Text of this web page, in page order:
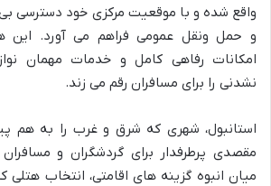
واقع شده و با موقعیت مرکزی خود دسترسی بی
و حمل ونقل عمومی فراهم می آورد. این
امکانات رفاهی کامل و خدمات مهمان
نشدنی را برای مسافران رقم می زند.
استانبول، شهری که شرق و غرب را به هم
مقصدی پرطرفدار برای گردشگران و
میان انبوه گزینه های اقامتی، انتخاب